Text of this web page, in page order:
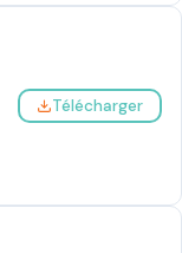
Télécharger